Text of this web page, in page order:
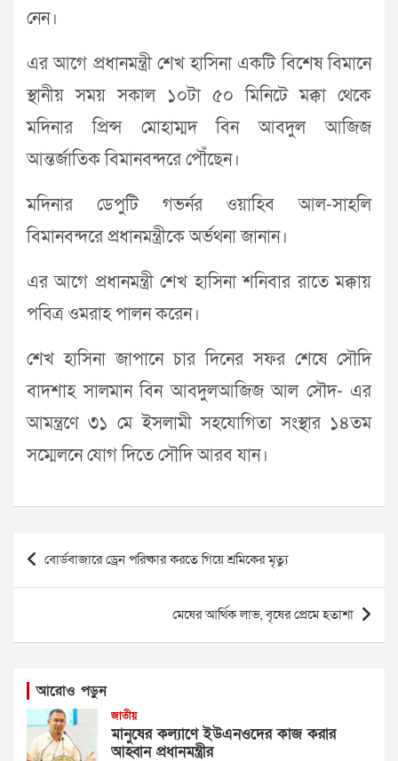
নেন।
এর আগে প্রধানমন্ত্রী শেখ হাসিনা একটি বিশেষ বিমানে
স্থানীয় সময় সকাল ১০টা ৫০ মিনিটে মক্কা থেকে
মদিনার প্রিন্স মোহাম্মদ বিন আবদুল আজিজ
আন্তর্জাতিক বিমানবন্দরে পৌঁছেন।
মদিনার ডেপুটি গভর্নর ওয়াহিব আল-সাহলি
বিমানবন্দরে প্রধানমন্ত্রীকে অর্ভথনা জানান।
এর আগে প্রধানমন্ত্রী শেখ হাসিনা শনিবার রাতে মক্কায়
পবিত্র ওমরাহ পালন করেন।
শেখ হাসিনা জাপানে চার দিনের সফর শেষে সৌদি
বাদশাহ সালমান বিন আবদুলআজিজ আল সৌদ- এর
আমন্ত্রণে ৩১ মে ইসলামী সহযোগিতা সংস্থার ১৪তম
সম্মেলনে যোগ দিতে সৌদি আরব যান।
Post
navigation
বোর্ডবাজারে ড্রেন পরিষ্কার করতে গিয়ে শ্রমিকের মৃত্যু
মেষের আর্থিক লাভ, বৃষের প্রেমে হতাশা
আরোও পড়ুন
জাতীয়
মানুষের কল্যাণে ইউএনওদের কাজ করার
আহ্বান প্রধানমন্ত্রীর